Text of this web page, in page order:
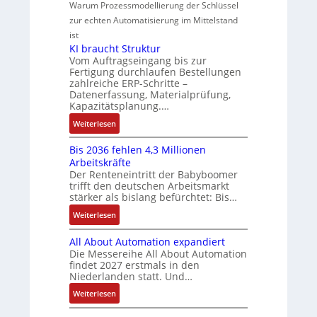
u
g
M
o
m
e
n
t
a
u
f
n
a
h
m
e
,
g
e
p
r
ä
in
a
n
u
c
C
N
C
-
S
y
s
t
G
s
c
h
ä
f
s
f
ü
h
r
e
r
z
u
m
V
o
r
s
y
s
è
m
e
s
:
Q
2
E
r
g
e
n
s
s
e
e
e
u
r
V
e
r
t
r
i
e
b
s
-
u
n
d
M
a
r
k
e
t
Warum Prozessmodellierung der Schlüssel
zur echten Automatisierung im Mittelstand
ist
KI braucht Struktur
Vom Auftragseingang bis zur
Fertigung durchlaufen Bestellungen
zahlreiche ERP-Schritte –
Datenerfassung, Materialprüfung,
Kapazitätsplanung.…
Weiterlesen:
K
I
b
r
a
u
c
h
t
S
t
r
u
k
Bis 2036 fehlen 4,3 Millionen
Arbeitskräfte
Der Renteneintritt der Babyboomer
trifft den deutschen Arbeitsmarkt
stärker als bislang befürchtet: Bis…
Weiterlesen:
B
i
s
2
0
3
6
All About Automation expandiert
Die Messereihe All About Automation
findet 2027 erstmals in den
Niederlanden statt. Und…
Weiterlesen:
A